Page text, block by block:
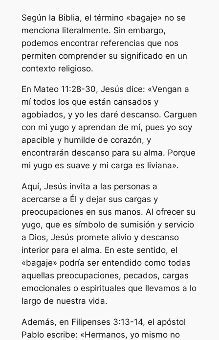
Según la Biblia, el término «bagaje» no se
menciona literalmente. Sin embargo,
podemos encontrar referencias que nos
permiten comprender su significado en un
contexto religioso.
En Mateo 11:28-30, Jesús dice: «Vengan a
mí todos los que están cansados y
agobiados, y yo les daré descanso. Carguen
con mi yugo y aprendan de mí, pues yo soy
apacible y humilde de corazón, y
encontrarán descanso para su alma. Porque
mi yugo es suave y mi carga es liviana».
Aquí, Jesús invita a las personas a
acercarse a Él y dejar sus cargas y
preocupaciones en sus manos. Al ofrecer su
yugo, que es símbolo de sumisión y servicio
a Dios, Jesús promete alivio y descanso
interior para el alma. En este sentido, el
«bagaje» podría ser entendido como todas
aquellas preocupaciones, pecados, cargas
emocionales o espirituales que llevamos a lo
largo de nuestra vida.
Además, en Filipenses 3:13-14, el apóstol
Pablo escribe: «Hermanos, yo mismo no